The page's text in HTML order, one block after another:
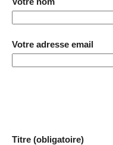
Votre adresse email
Titre (obligatoire)